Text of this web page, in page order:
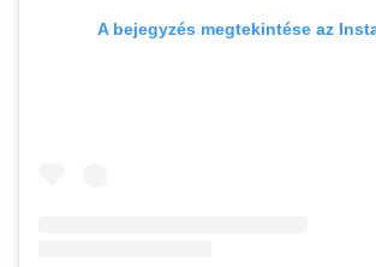
A bejegyzés megtekintése az